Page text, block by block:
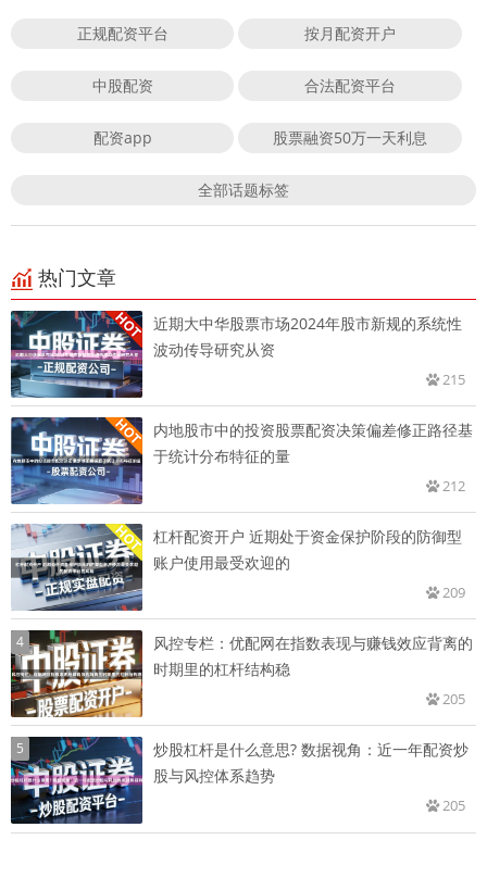
正规配资平台 按月配资开户
中股配资 合法配资平台
配资app 股票融资50万一天利息
全部话题标签
热门文章
近期大中华股票市场2024年股市新规的系统性
波动传导研究从资
215
内地股市中的投资股票配资决策偏差修正路径基
于统计分布特征的量
212
杠杆配资开户 近期处于资金保护阶段的防御型
账户使用最受欢迎的
209
4
风控专栏：优配网在指数表现与赚钱效应背离的
时期里的杠杆结构稳
205
5
炒股杠杆是什么意思? 数据视角：近一年配资炒
股与风控体系趋势
205